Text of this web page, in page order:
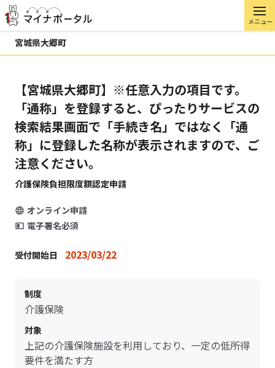
メニュー
宮城県大郷町
【宮城県大郷町】※任意入力の項目です。
「通称」を登録すると、ぴったりサービスの
検索結果画面で「手続き名」ではなく「通
称」に登録した名称が表示されますので、ご
注意ください。
介護保険負担限度額認定申請
オンライン申請
電子署名必須
受付開始日 2023/03/22
制度
介護保険
対象
上記の介護保険施設を利用しており、一定の低所得
要件を満たす方